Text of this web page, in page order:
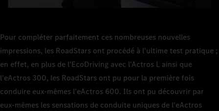
Pour compléter parfaitement ces nombreuses nouvelles
impressions, les RoadStars ont procédé à l'ultime test pratique ;
en effet, en plus de l'EcoDriving avec l'Actros L ainsi que
l'eActros 300, les RoadStars ont pu pour la première fois
conduire eux-mêmes l'eActros 600. Ils ont pu découvrir par
eux-mêmes les sensations de conduite uniques de l'eActros